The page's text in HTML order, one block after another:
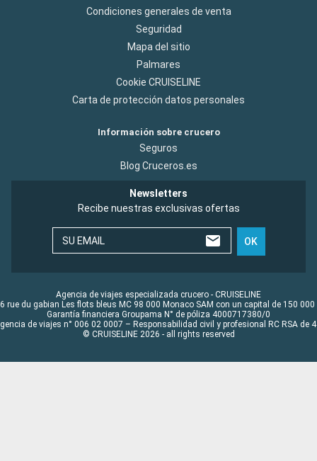
Condiciones generales de venta
Seguridad
Mapa del sitio
Palmares
Cookie CRUISELINE
Carta de protección datos personales
Información sobre crucero
Seguros
Blog Cruceros.es
Newsletters
Recibe nuestras exclusivas ofertas
SU EMAIL OK
Agencia de viajes especializada crucero - CRUISELINE
rue du gabian Les flots bleus MC 98 000 Monaco SAM con un capital de 150 000
Garantía financiera Groupama N° de póliza 4000717380/0
de viajes n° 006 02 0007 – Responsabilidad civil y profesional RC RSA de
© CRUISELINE 2026 - all rights reserved